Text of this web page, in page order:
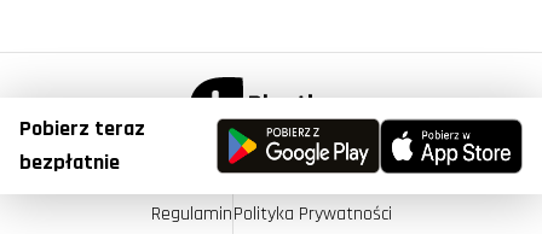
Pobierz teraz
bezpłatnie© Copyright 2023, Plantis . All Right Reserved.
RegulaminPolityka Prywatności